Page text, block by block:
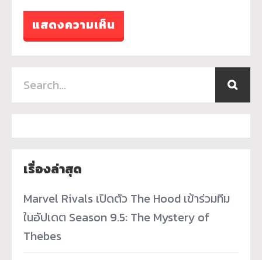
เรื่องล่าสุด
Marvel Rivals เปิดตัว The Hood เข้าร่วมทีม
ในอัปเดต Season 9.5: The Mystery of
Thebes